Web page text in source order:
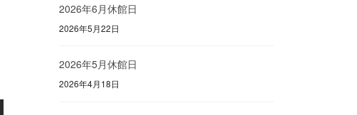
2026年6月休館日
2026年5月22日
2026年5月休館日
2026年4月18日